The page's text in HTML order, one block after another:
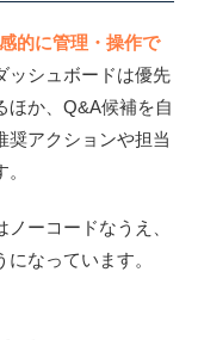
的に管理・操作で
ッシュボードは優先
ほか、Q&A候補を自
奨アクションや担当
ーコードなうえ、
なっています。